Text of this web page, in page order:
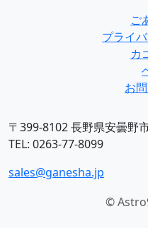
ご
プライ
カ
お
〒399-8102 長野県安曇野
TEL: 0263-77-8099
sales@ganesha.jp
©